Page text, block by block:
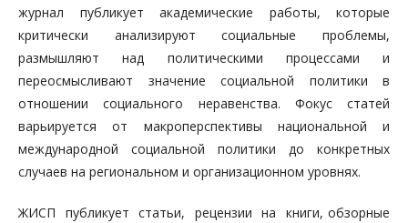
журнал публикует академические работы, которые
критически анализируют социальные проблемы,
размышляют над политическими процессами и
переосмысливают значение социальной политики в
отношении социального неравенства. Фокус статей
варьируется от макроперспективы национальной и
международной социальной политики до конкретных
случаев на региональном и организационном уровнях.
ЖИСП публикует статьи, рецензии на книги, обзорные